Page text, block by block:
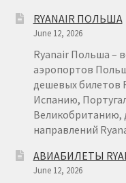
RYANAIR ПОЛЬША
June 12, 2026
Ryanair Польша –
аэропортов
дешевых билетов
Испанию,
Великобританию,
направлений
АВИАБИЛЕТЫ
June 12, 2026